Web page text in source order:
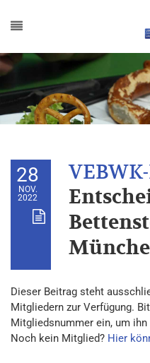
28
NOV.
2022
Dieser Beitrag steht
Mitgliedern zur Verfügung.
Mitgliedsnummer ein, um ihn
Noch kein Mitglied? Hier